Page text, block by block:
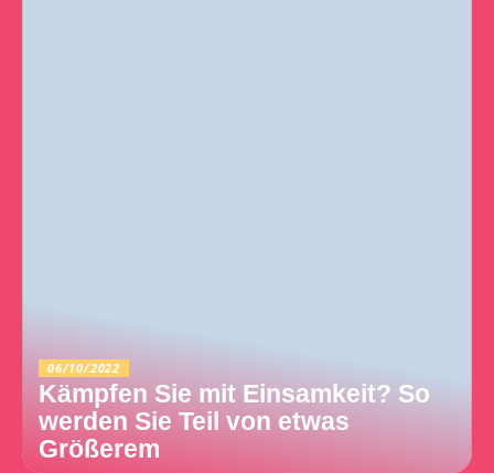
06/10/2022
Kämpfen Sie mit Einsamkeit? So
werden Sie Teil von etwas
Größerem